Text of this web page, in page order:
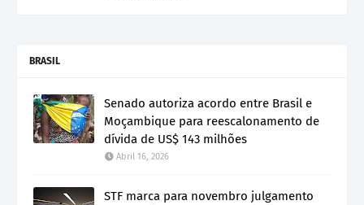
BRASIL
Senado autoriza acordo entre Brasil e
Moçambique para reescalonamento de
dívida de US$ 143 milhões
Abril 16, 2026
STF marca para novembro julgamento